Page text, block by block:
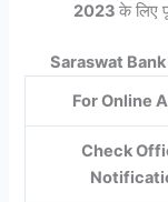
2023के लिए
Saraswat
For Online
Check